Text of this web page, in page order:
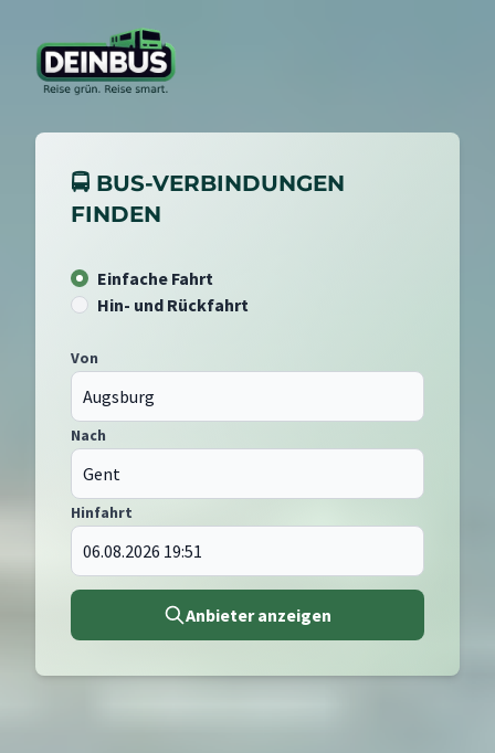
🚍 BUS-VERBINDUNGEN
FINDEN
Einfache Fahrt
Hin- und Rückfahrt
Von
Nach
Hinfahrt
Anbieter anzeigen